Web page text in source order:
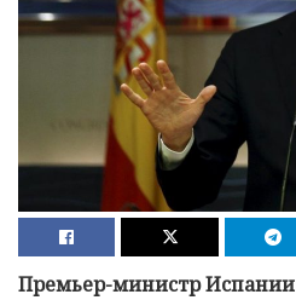
Премьер-министр